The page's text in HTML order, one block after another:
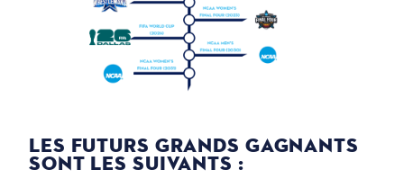
LES FUTURS GRANDS GAGNANTS
SONT LES SUIVANTS :